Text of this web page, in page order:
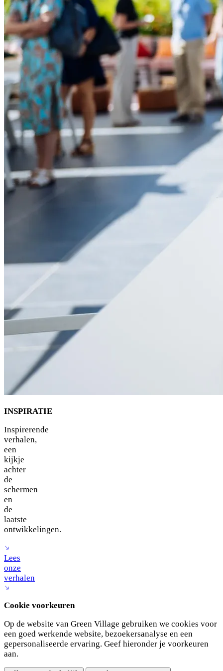
INSPIRATIE
Inspirerende
verhalen,
een
kijkje
achter
de
schermen
en
de
laatste
ontwikkelingen.
Lees
onze
verhalen
Cookie voorkeuren
Op de website van Green Village gebruiken we cookies voor
een goed werkende website, bezoekersanalyse en een
gepersonaliseerde ervaring. Geef hieronder je voorkeuren
aan.